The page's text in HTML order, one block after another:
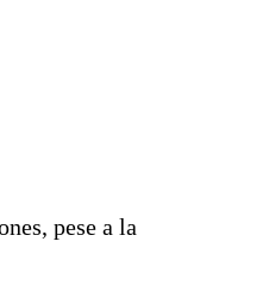
pese a la